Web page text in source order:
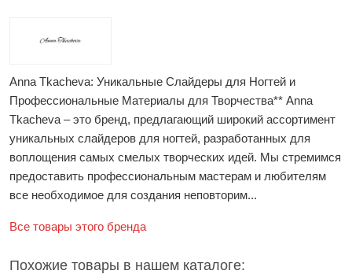
Anna Tkacheva: Уникальные Слайдеры для Ногтей и
Профессиональные Материалы для Творчества** Anna
Tkacheva – это бренд, предлагающий широкий ассортимент
уникальных слайдеров для ногтей, разработанных для
воплощения самых смелых творческих идей. Мы стремимся
предоставить профессиональным мастерам и любителям
все необходимое для создания неповторим...
Все товары этого бренда
Похожие товары в нашем каталоге: